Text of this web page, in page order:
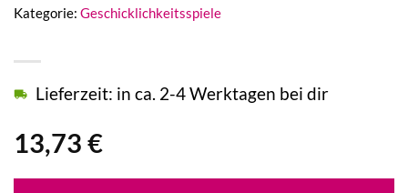
13,73 €
Lieferzeit: in ca. 2-4 Werktagen bei dir
Kategorie: Geschicklichkeitsspiele